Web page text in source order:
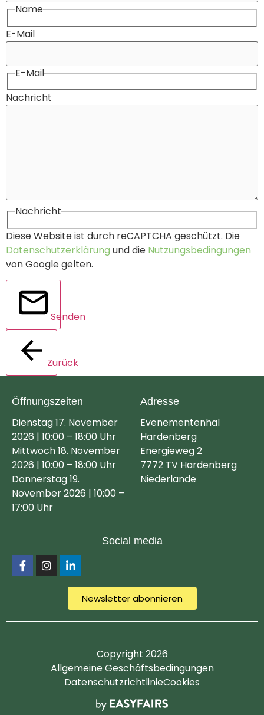
Name
E-Mail
E-Mail
Nachricht
Nachricht
Diese Website ist durch reCAPTCHA geschützt. Die
Datenschutzerklärung und die Nutzungsbedingungen
von Google gelten.
Senden
Zurück
Öffnungszeiten
Dienstag 17. November
2026 | 10:00 – 18:00 Uhr
Mittwoch 18. November
2026 | 10:00 – 18:00 Uhr
Donnerstag 19.
November 2026 | 10:00 –
17:00 Uhr
Adresse
Evenementenhal
Hardenberg
Energieweg 2
7772 TV Hardenberg
Niederlande
Social media
Newsletter abonnieren
Copyright 2026
Allgemeine Geschäftsbedingungen
DatenschutzrichtlinieCookies